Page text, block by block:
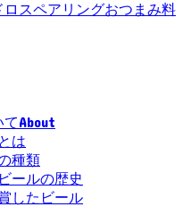
ロスペアリングおつまみ料
てAbout
は
種類
ールの歴史
したビール